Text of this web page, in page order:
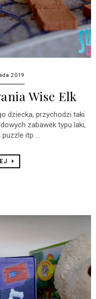
2019
Wise Elk
dziecka, przychodzi taki
zabawek typu laki,
itp ...